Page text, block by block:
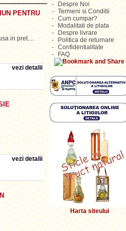
PENTRU
in pret....
vezi detalii
vezi detalii
- Despre Noi
- Termeni si Conditii
- Cum cumpar?
- Modalitati de plata
- Despre livrare
- Politica de returnare
- Confidentialitate
- FAQ
Harta siteului